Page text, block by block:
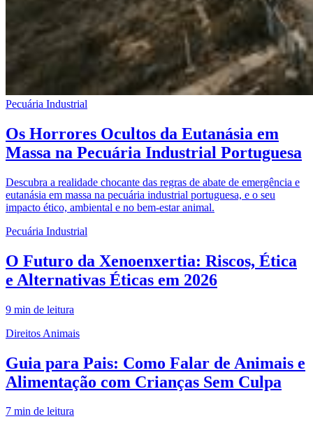
Pecuária Industrial
Os Horrores Ocultos da Eutanásia em
Massa na Pecuária Industrial Portuguesa
Descubra a realidade chocante das regras de abate de emergência e
eutanásia em massa na pecuária industrial portuguesa, e o seu
impacto ético, ambiental e no bem-estar animal.
Pecuária Industrial
O Futuro da Xenoenxertia: Riscos, Ética
e Alternativas Éticas em 2026
9 min de leitura
Direitos Animais
Guia para Pais: Como Falar de Animais e
Alimentação com Crianças Sem Culpa
7 min de leitura